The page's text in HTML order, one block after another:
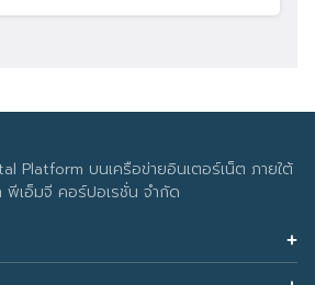
Platform บนเครือข่ายอินเตอร์เน็ต ภายใต้
พีเอ็มจี คอร์ปอเรชั่น จำกัด